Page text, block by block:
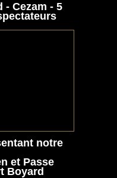
- Cezam - 5
notre
et Passe
Boyard